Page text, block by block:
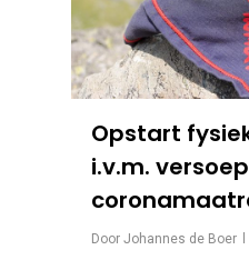
Opstart
i.v.m.
Door Johannes de Boer